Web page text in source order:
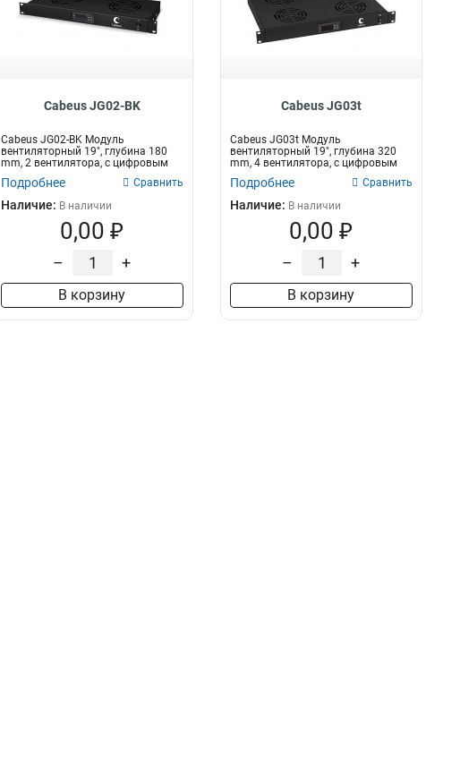
Cabeus JG02-BK
Cabeus JG02-BK Модуль
вентиляторный 19", глубина 180
mm, 2 вентилятора, с цифровым
термода...
Подробнее Сравнить
Наличие: В наличии
0,00 ₽
– +
В корзину
Cabeus JG03t
Cabeus JG03t Модуль
вентиляторный 19", глубина 320
mm, 4 вентилятора, с цифровым
термодатч...
Подробнее Сравнить
Наличие: В наличии
0,00 ₽
– +
В корзину